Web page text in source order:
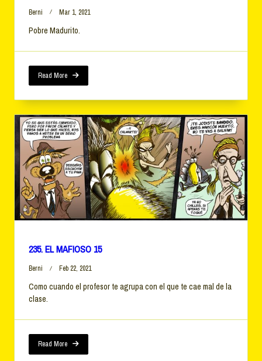
Berni Mar 1, 2021
Pobre Madurito.
Read More
235. EL MAFIOSO 15
Berni Feb 22, 2021
Como cuando el profesor te agrupa con el que te cae mal de la
clase.
Read More